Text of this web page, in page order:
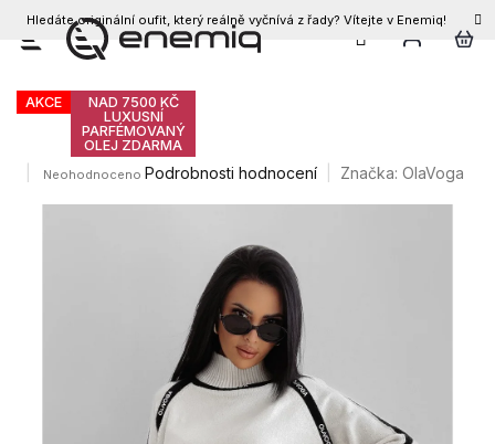
Přejít
Hledáte originální oufit, který reálně vyčnívá z řady? Vítejte v Enemiq!
CZK
Olavoga Wintor svetr
AKCE
NAD 7500 KČ
LUXUSNÍ
PARFÉMOVANÝ
OLEJ ZDARMA
Průměrné
Neohodnoceno Podrobnosti hodnocení Značka: OlaVoga